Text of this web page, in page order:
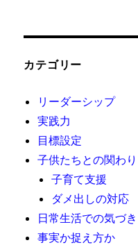
カテゴリー
リーダーシップ
実践力
目標設定
子供たちとの関わり
子育て支援
ダメ出しの対応
日常生活での気づき
事実か捉え方か